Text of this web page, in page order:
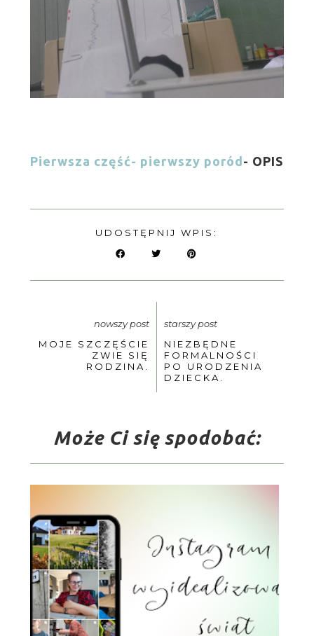
Pierwsza część- pierwszy poród- OPIS
UDOSTĘPNIJ WPIS:
nowszy post
MOJE SZCZĘŚCIE
ZWIE SIĘ
RODZINA.
starszy post
NIEZBĘDNE
FORMALNOŚCI
PO URODZENIA
DZIECKA.
Może Ci się spodobać: